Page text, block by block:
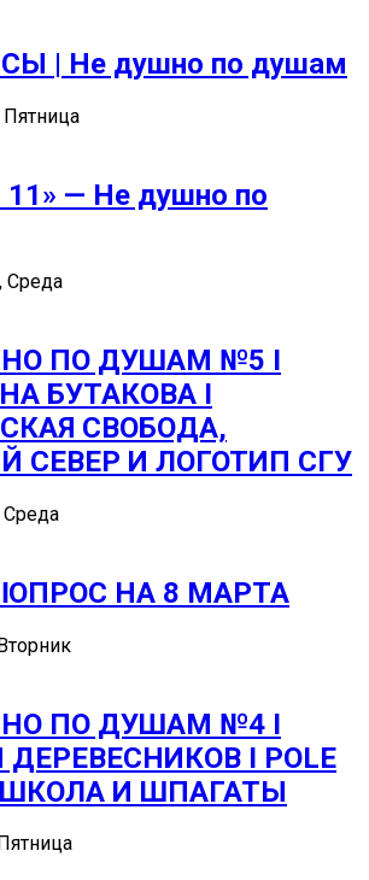
| Не душно по душам
11» — Не душно по
Среда
ПО ДУШАМ №5 I
БУТАКОВА I
СВОБОДА,
СЕВЕР И ЛОГОТИП СГУ
Среда
ОПРОС НА 8 МАРТА
ПО ДУШАМ №4 I
I POLE
ШКОЛА И ШПАГАТЫ